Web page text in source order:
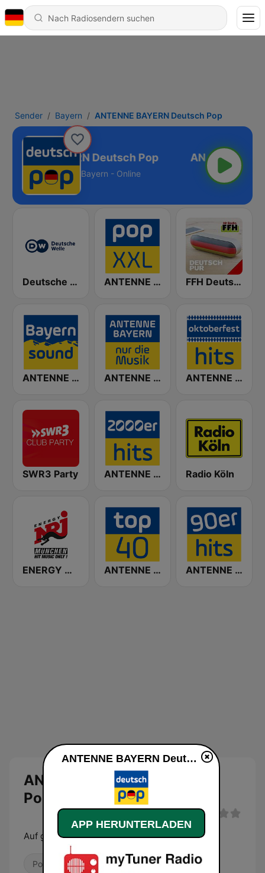
Sender Bayern ANTENNE BAYERN Deutsch Pop
BAYERN Deutsch Pop
Bayern - Online
Deutsche Welle ANTENNE BAYERN Pop XXL FFH Deutsch Pur
ANTENNE BAYERN Bayern Sound ANTENNE BAYERN Nur die Musik ANTENNE BAYERN Oktoberfest Hits
SWR3 Party ANTENNE BAYERN 2000er Hits Radio Köln
ENERGY München ANTENNE BAYERN Top 40 ANTENNE BAYERN 90er Hits
ANTENNE BAYERN Deutsch
Pop Live
Auf gut deutsch: Die besten Hits!
Pop / Top 40 Lokalradio 90er
ANTENNE BAYERN Deutsch Pop live
APP HERUNTERLADEN